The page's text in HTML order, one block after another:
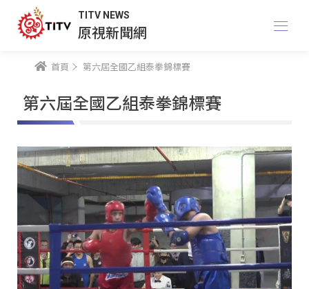
TITV NEWS
原視新聞網
首頁 第六屆全國乙組泰拳錦標賽
第六屆全國乙組泰拳錦標賽